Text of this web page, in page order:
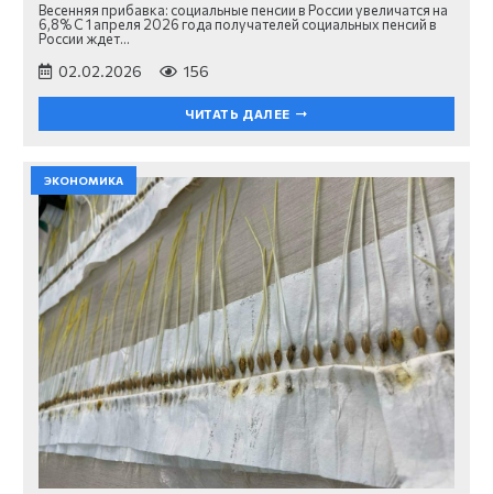
Весенняя прибавка: социальные пенсии в России увеличатся на
6,8% С 1 апреля 2026 года получателей социальных пенсий в
России ждет…
02.02.2026 156
ЧИТАТЬ ДАЛЕЕ
ЭКОНОМИКА